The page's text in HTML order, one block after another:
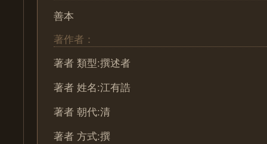
善本
著作者：
著者 類型:撰述者
著者 姓名:江有誥
著者 朝代:清
著者 方式:撰